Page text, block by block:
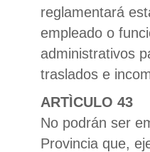
reglamentará
empleado o
administrativos
traslados e
ARTÌCULO 43
No podrán ser
Provincia que,